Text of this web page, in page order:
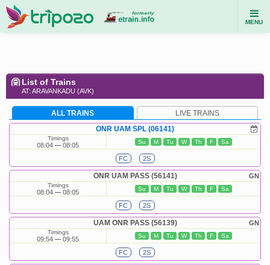
MENU
List of Trains
AT: ARAVANKADU (AVK)
ALL TRAINS
LIVE TRAINS
ONR UAM SPL (06141)
Timings
08:04 08:05 Su M Tu W Th F Sa
FC 2S
GN
ONR UAM PASS (56141)
Timings
08:04 08:05 Su M Tu W Th F Sa
FC 2S
GN
UAM ONR PASS (56139)
Timings
09:54 09:55 Su M Tu W Th F Sa
FC 2S